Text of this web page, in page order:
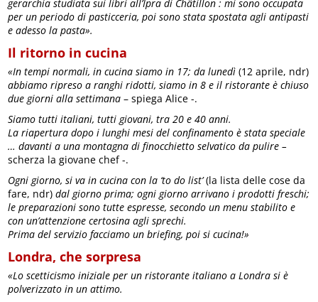
gerarchia studiata sui libri all’Ipra di Châtillon : mi sono occupata
per un periodo di pasticceria, poi sono stata spostata agli antipasti
e adesso la pasta».
Il ritorno in cucina
«In tempi normali, in cucina siamo in 17; da lunedì (12 aprile, ndr)
abbiamo ripreso a ranghi ridotti, siamo in 8 e il ristorante è chiuso
due giorni alla settimana – spiega Alice -.
Siamo tutti italiani, tutti giovani, tra 20 e 40 anni.
La riapertura dopo i lunghi mesi del confinamento è stata speciale
… davanti a una montagna di finocchietto selvatico da pulire –
scherza la giovane chef -.
Ogni giorno, si va in cucina con la ‘to do list’(la lista delle cose da
fare, ndr) dal giorno prima; ogni giorno arrivano i prodotti freschi;
le preparazioni sono tutte espresse, secondo un menu stabilito e
con un’attenzione certosina agli sprechi.
Prima del servizio facciamo un briefing, poi si cucina!»
Londra, che sorpresa
«Lo scetticismo iniziale per un ristorante italiano a Londra si è
polverizzato in un attimo.